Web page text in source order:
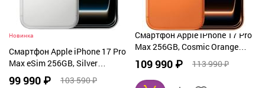
Новинка
Смартфон Apple iPhone 17 Pro
Max eSim 256GB, Silver
(серебристый)
99 990 ₽ 103 590 ₽
Смартфон Apple iPhone 17 Pro
Max 256GB, Cosmic Orange
(оранжевый)
109 990 ₽ 113 990 ₽